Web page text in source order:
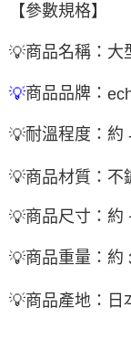
【參數規格】
💡商品名稱：大
💡商品品牌：
💡耐溫程度：約
💡商品材質：不
💡商品尺寸：約
💡商品重量：約
💡商品產地 ： 日